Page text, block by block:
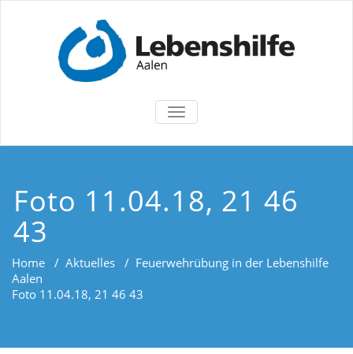
TOGGLE
Foto 11.04.18, 21 46
43
Home / Aktuelles / Feuerwehrübung in der Lebenshilfe
Aalen
Foto 11.04.18, 21 46 43